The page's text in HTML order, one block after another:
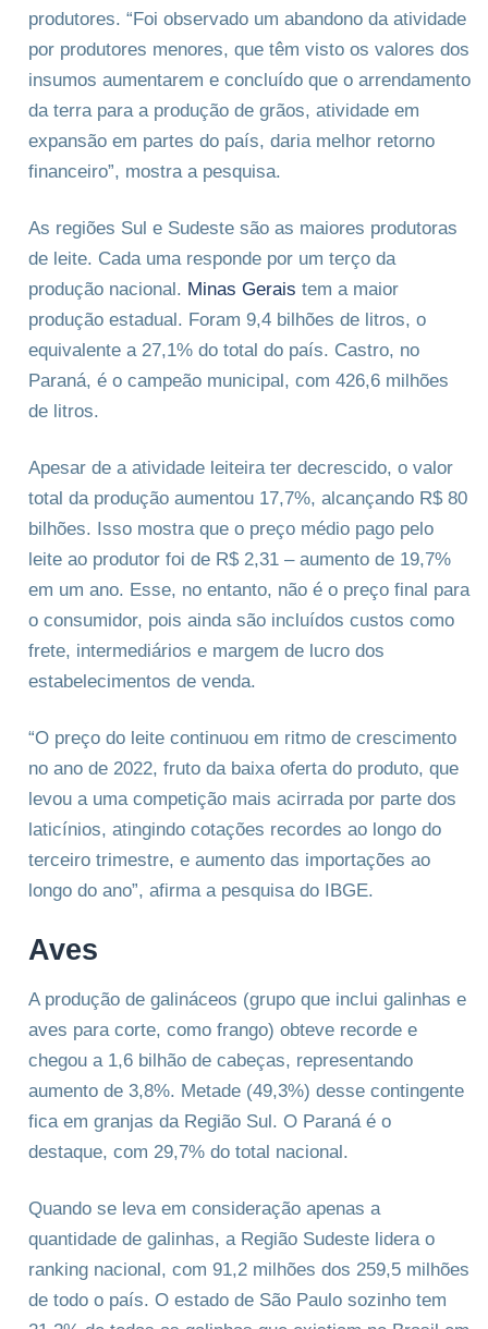
produtores. “Foi observado um abandono da atividade
por produtores menores, que têm visto os valores dos
insumos aumentarem e concluído que o arrendamento
da terra para a produção de grãos, atividade em
expansão em partes do país, daria melhor retorno
financeiro”, mostra a pesquisa.
As regiões Sul e Sudeste são as maiores produtoras
de leite. Cada uma responde por um terço da
produção nacional. Minas Gerais tem a maior
produção estadual. Foram 9,4 bilhões de litros, o
equivalente a 27,1% do total do país. Castro, no
Paraná, é o campeão municipal, com 426,6 milhões
de litros.
Apesar de a atividade leiteira ter decrescido, o valor
total da produção aumentou 17,7%, alcançando R$ 80
bilhões. Isso mostra que o preço médio pago pelo
leite ao produtor foi de R$ 2,31 – aumento de 19,7%
em um ano. Esse, no entanto, não é o preço final para
o consumidor, pois ainda são incluídos custos como
frete, intermediários e margem de lucro dos
estabelecimentos de venda.
“O preço do leite continuou em ritmo de crescimento
no ano de 2022, fruto da baixa oferta do produto, que
levou a uma competição mais acirrada por parte dos
laticínios, atingindo cotações recordes ao longo do
terceiro trimestre, e aumento das importações ao
longo do ano”, afirma a pesquisa do IBGE.
Aves
A produção de galináceos (grupo que inclui galinhas e
aves para corte, como frango) obteve recorde e
chegou a 1,6 bilhão de cabeças, representando
aumento de 3,8%. Metade (49,3%) desse contingente
fica em granjas da Região Sul. O Paraná é o
destaque, com 29,7% do total nacional.
Quando se leva em consideração apenas a
quantidade de galinhas, a Região Sudeste lidera o
ranking nacional, com 91,2 milhões dos 259,5 milhões
de todo o país. O estado de São Paulo sozinho tem